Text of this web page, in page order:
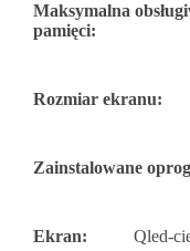
Maksymalna
pamięci:
Rozmiar ekranu:
Zainstalowane
Ekran: Qled-